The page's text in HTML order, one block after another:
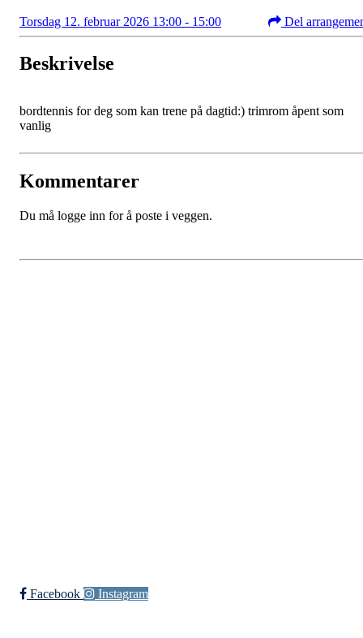
Torsdag 12. februar 2026 13:00 - 15:00 Del
Beskrivelse
bordtennis for deg som kan trene på dagtid:) trimrom åpent som
vanlig
Kommentarer
Du må logge inn for å poste i veggen.
Facebook Instagram